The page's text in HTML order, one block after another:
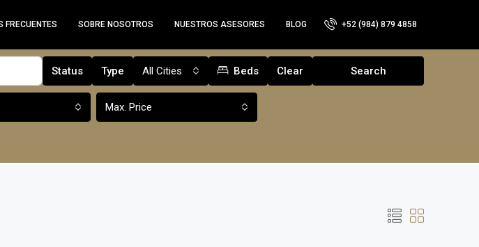
FRECUENTES SOBRE NOSOTROS NUESTROS ASESORES BLOG +52 (984) 879 4858
Status Type All Cities Beds Clear Search
Max. Price